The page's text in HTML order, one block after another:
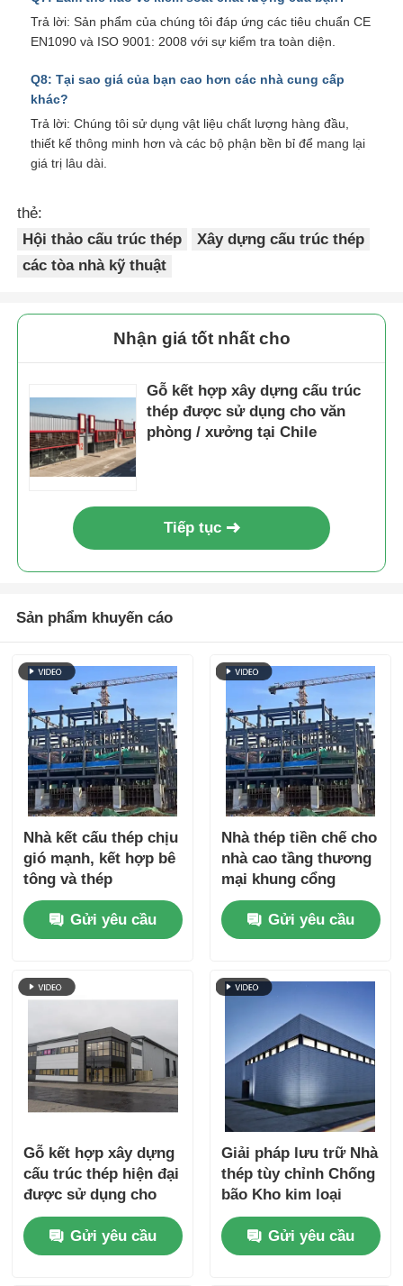
Trả lời: Sản phẩm của chúng tôi đáp ứng các tiêu chuẩn CE
EN1090 và ISO 9001: 2008 với sự kiểm tra toàn diện.
Q8: Tại sao giá của bạn cao hơn các nhà cung cấp
khác?
Trả lời: Chúng tôi sử dụng vật liệu chất lượng hàng đầu,
thiết kế thông minh hơn và các bộ phận bền bỉ để mang lại
giá trị lâu dài.
thẻ:
Hội thảo cấu trúc thép
Xây dựng cấu trúc thép
các tòa nhà kỹ thuật
Nhận giá tốt nhất cho
Gỗ kết hợp xây dựng cấu trúc
thép được sử dụng cho văn
phòng / xưởng tại Chile
Tiếp tục
Sản phẩm khuyến cáo
Nhà kết cấu thép chịu
gió mạnh, kết hợp bê
tông và thép
Gửi yêu cầu
Nhà thép tiền chế cho
nhà cao tầng thương
mại khung cổng
Gửi yêu cầu
Gỗ kết hợp xây dựng
cấu trúc thép hiện đại
được sử dụng cho
các xưởng văn phòng
với bảng sandwich
Gửi yêu cầu
Giải pháp lưu trữ Nhà
thép tùy chỉnh Chống
bão Kho kim loại
Gửi yêu cầu